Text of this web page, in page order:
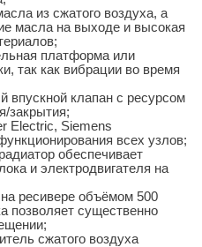
из сжатого воздуха, а
масла на выходе и высокая
платформа или
так как вибрации во время
впускной клапан с ресурсом
закрытия;
Electric, Siemens
всех узлов;
обеспечивает
и электродвигателя на
ресивере объёмом 500
позволяет существенно
сжатого воздуха